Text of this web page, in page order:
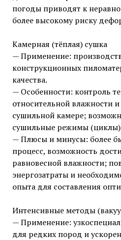
погоды приводят к
более высокому риску
Камерная (тёплая) сушка
— Применение:
конструкционных
качества.
— Особенности: контроль
относительной влажности
сушильной камере;
сушильные режимы
— Плюсы и минусы: более
процесс, возможность
равновесной влажности;
энергозатраты и
опыта для составления
Интенсивные методы
— Применение:
для редких пород и